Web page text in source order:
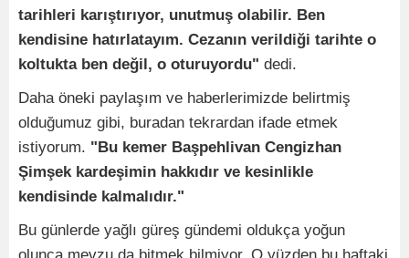
tarihleri karıştırıyor, unutmuş olabilir. Ben
kendisine hatırlatayım. Cezanın verildiği tarihte o
koltukta ben değil, o oturuyordu" dedi.
Daha öneki paylaşım ve haberlerimizde belirtmiş
olduğumuz gibi, buradan tekrardan ifade etmek
istiyorum. "Bu kemer Başpehlivan Cengizhan
Şimşek kardeşimin hakkıdır ve kesinlikle
kendisinde kalmalıdır."
Bu günlerde yağlı güreş gündemi oldukça yoğun